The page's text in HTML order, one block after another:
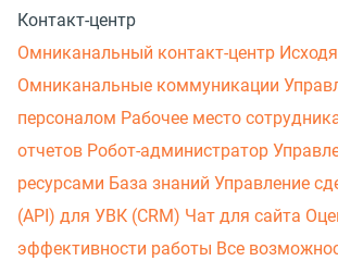
Контакт-центр
Омниканальный контакт-центр
Омниканальные коммуникации
персоналом Рабочее место
отчетов Робот-администратор
ресурсами База знаний Управление
(API) для УВК (CRM) Чат для сайта
эффективности работы Все